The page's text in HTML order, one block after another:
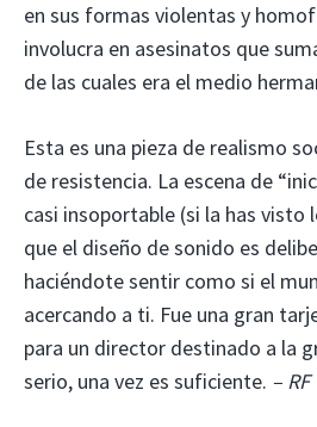
en sus formas violentas y
involucra en asesinatos que
de las cuales era el medio
Esta es una pieza de realismo
de resistencia. La escena de
casi insoportable (si la has visto
que el diseño de sonido es
haciéndote sentir como si el
acercando a ti. Fue una gran
para un director destinado a la
serio, una vez es suficiente. – RF